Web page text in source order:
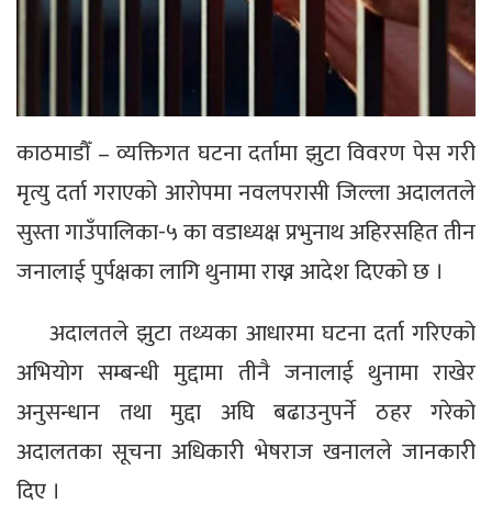
काठमाडौँ – व्यक्तिगत घटना दर्तामा झुटा विवरण पेस गरी
मृत्यु दर्ता गराएको आरोपमा नवलपरासी जिल्ला अदालतले
सुस्ता गाउँपालिका-५ का वडाध्यक्ष प्रभुनाथ अहिरसहित तीन
जनालाई पुर्पक्षका लागि थुनामा राख्न आदेश दिएको छ ।
अदालतले झुटा तथ्यका आधारमा घटना दर्ता गरिएको
अभियोग सम्बन्धी मुद्दामा तीनै जनालाई थुनामा राखेर
अनुसन्धान तथा मुद्दा अघि बढाउनुपर्ने ठहर गरेको
अदालतका सूचना अधिकारी भेषराज खनालले जानकारी
दिए ।